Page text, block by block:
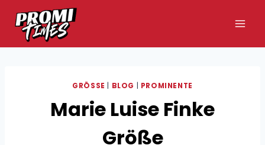
Inhalt
springen
GRÖSSE BLOG PROMINENTE
Marie Luise Finke
Größe